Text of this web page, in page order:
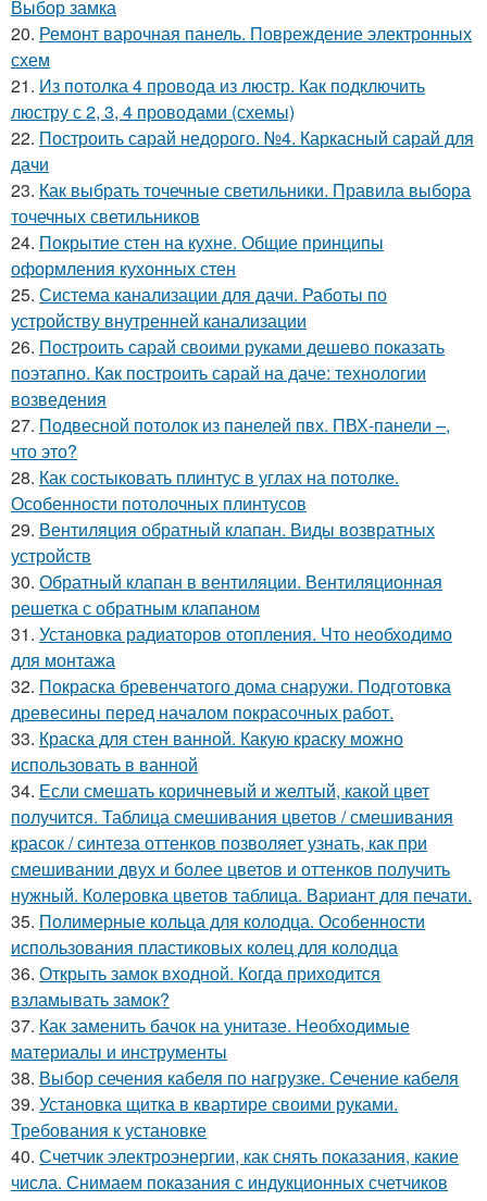
Выбор замка
20. Ремонт варочная панель. Повреждение электронных
схем
21. Из потолка 4 провода из люстр. Как подключить
люстру с 2, 3, 4 проводами (схемы)
22. Построить сарай недорого. №4. Каркасный сарай для
дачи
23. Как выбрать точечные светильники. Правила выбора
точечных светильников
24. Покрытие стен на кухне. Общие принципы
оформления кухонных стен
25. Система канализации для дачи. Работы по
устройству внутренней канализации
26. Построить сарай своими руками дешево показать
поэтапно. Как построить сарай на даче: технологии
возведения
27. Подвесной потолок из панелей пвх. ПВХ-панели –,
что это?
28. Как состыковать плинтус в углах на потолке.
Особенности потолочных плинтусов
29. Вентиляция обратный клапан. Виды возвратных
устройств
30. Обратный клапан в вентиляции. Вентиляционная
решетка с обратным клапаном
31. Установка радиаторов отопления. Что необходимо
для монтажа
32. Покраска бревенчатого дома снаружи. Подготовка
древесины перед началом покрасочных работ.
33. Краска для стен ванной. Какую краску можно
использовать в ванной
34. Если смешать коричневый и желтый, какой цвет
получится. Таблица смешивания цветов / смешивания
красок / синтеза оттенков позволяет узнать, как при
смешивании двух и более цветов и оттенков получить
нужный. Колеровка цветов таблица. Вариант для печати.
35. Полимерные кольца для колодца. Особенности
использования пластиковых колец для колодца
36. Открыть замок входной. Когда приходится
взламывать замок?
37. Как заменить бачок на унитазе. Необходимые
материалы и инструменты
38. Выбор сечения кабеля по нагрузке. Сечение кабеля
39. Установка щитка в квартире своими руками.
Требования к установке
40. Счетчик электроэнергии, как снять показания, какие
числа. Снимаем показания с индукционных счетчиков